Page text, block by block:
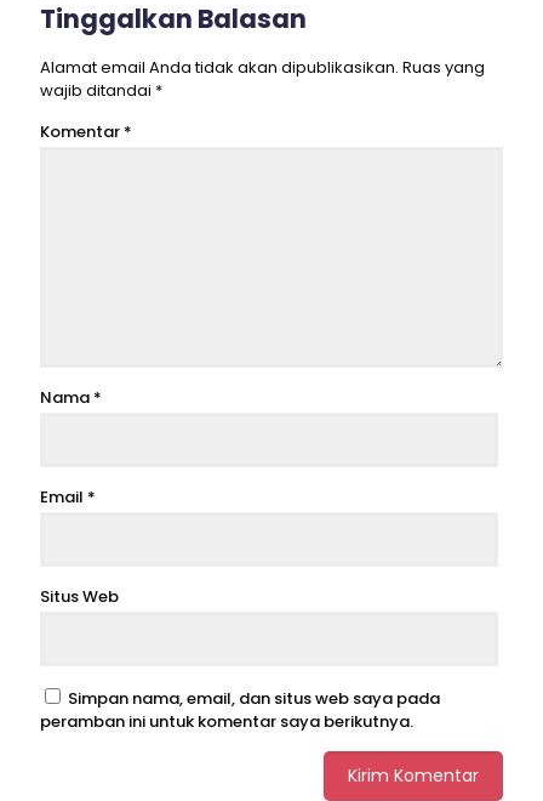
Tinggalkan Balasan
Alamat email Anda tidak akan dipublikasikan. Ruas yang
wajib ditandai *
Komentar *
Nama *
Email *
Situs Web
Simpan nama, email, dan situs web saya pada
peramban ini untuk komentar saya berikutnya.